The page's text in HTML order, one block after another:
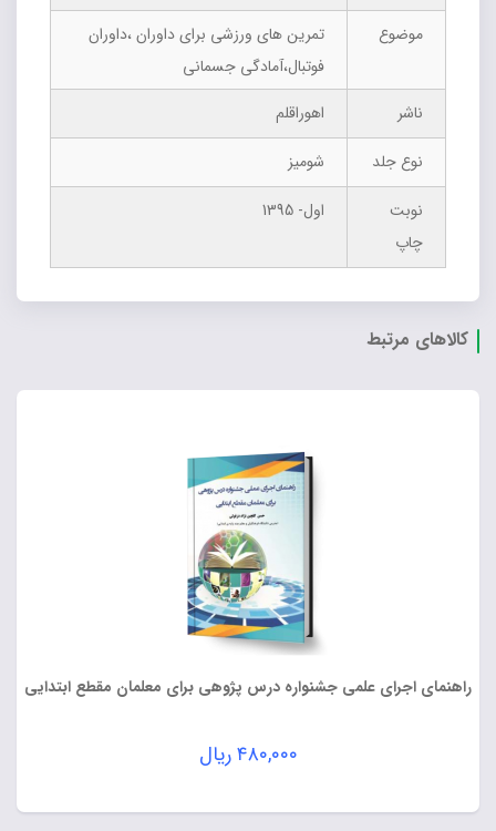
موضوع
تمرین های ورزشی برای داوران ،داوران
فوتبال،آمادگی جسمانی
ناشر
اهوراقلم
نوع جلد
شومیز
نوبت
چاپ
اول- 1395
کالاهای مرتبط
راهنمای اجرای علمی جشنواره درس پژوهی برای معلمان مقطع ابتدایی
۴۸۰,۰۰۰ریال